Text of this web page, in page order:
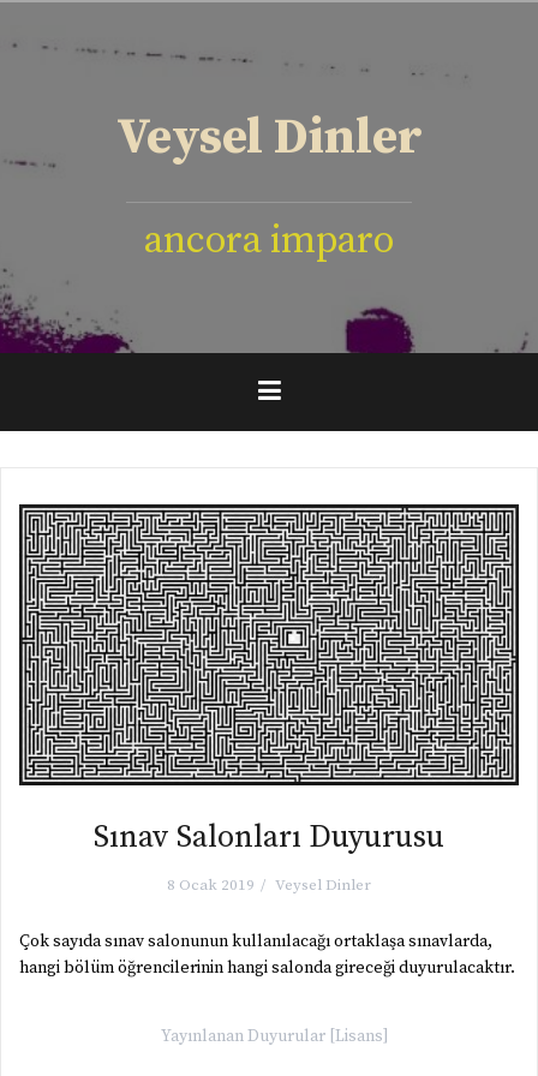
geç
Veysel Dinler
ancora imparo
Sınav Salonları Duyurusu
8 Ocak 2019 Veysel Dinler
Çok sayıda sınav salonunun kullanılacağı ortaklaşa sınavlarda,
hangi bölüm öğrencilerinin hangi salonda gireceği duyurulacaktır.
YayınlananDuyurular [Lisans]